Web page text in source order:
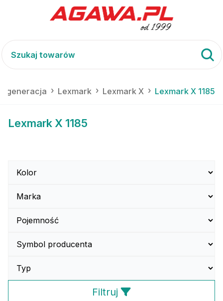
Lexmark Lexmark X Lexmark X 1185
Lexmark X 1185
Filtruj